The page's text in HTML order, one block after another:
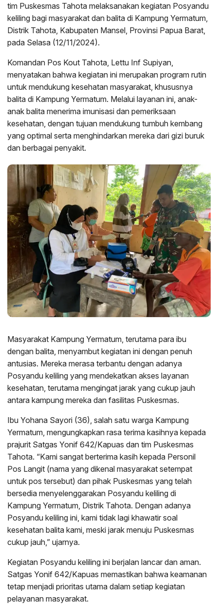
tim Puskesmas Tahota melaksanakan kegiatan Posyandu
keliling bagi masyarakat dan balita di Kampung Yermatum,
Distrik Tahota, Kabupaten Mansel, Provinsi Papua Barat,
pada Selasa (12/11/2024).
Komandan Pos Kout Tahota, Lettu Inf Supiyan,
menyatakan bahwa kegiatan ini merupakan program rutin
untuk mendukung kesehatan masyarakat, khususnya
balita di Kampung Yermatum. Melalui layanan ini, anak-
anak balita menerima imunisasi dan pemeriksaan
kesehatan, dengan tujuan mendukung tumbuh kembang
yang optimal serta menghindarkan mereka dari gizi buruk
dan berbagai penyakit.
Masyarakat Kampung Yermatum, terutama para ibu
dengan balita, menyambut kegiatan ini dengan penuh
antusias. Mereka merasa terbantu dengan adanya
Posyandu keliling yang mendekatkan akses layanan
kesehatan, terutama mengingat jarak yang cukup jauh
antara kampung mereka dan fasilitas Puskesmas.
Ibu Yohana Sayori (36), salah satu warga Kampung
Yermatum, mengungkapkan rasa terima kasihnya kepada
prajurit Satgas Yonif 642/Kapuas dan tim Puskesmas
Tahota. “Kami sangat berterima kasih kepada Personil
Pos Langit (nama yang dikenal masyarakat setempat
untuk pos tersebut) dan pihak Puskesmas yang telah
bersedia menyelenggarakan Posyandu keliling di
Kampung Yermatum, Distrik Tahota. Dengan adanya
Posyandu keliling ini, kami tidak lagi khawatir soal
kesehatan balita kami, meski jarak menuju Puskesmas
cukup jauh,” ujarnya.
Kegiatan Posyandu keliling ini berjalan lancar dan aman.
Satgas Yonif 642/Kapuas memastikan bahwa keamanan
tetap menjadi prioritas utama dalam setiap kegiatan
pelayanan masyarakat.